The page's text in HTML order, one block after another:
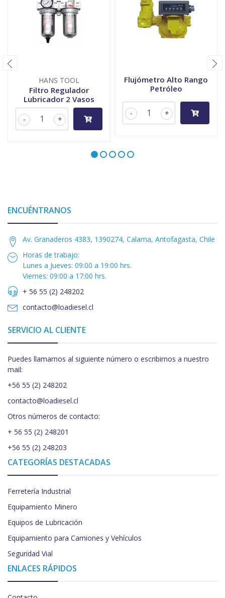
HANS TOOL
Filtro Regulador
Lubricador 2 Vasos
+
-
Flujómetro Alto Rango
Petróleo
+
-
ENCUÉNTRANOS
Av. Granaderos 4383, 1390274, Calama, Antofagasta, Chile
Horas de trabajo:
Lunes a Jueves: 09:00 a 19:00 hrs.
Viernes: 09:00 a 17:00 hrs.
+ 56 55 (2) 248202
contacto@loadiesel.cl
SERVICIO AL CLIENTE
Puedes llamarnos al siguiente número o escribirnos a nuestro
mail:
+56 55 (2) 248202
contacto@loadiesel.cl
Otros números de contacto:
+ 56 55 (2) 248201
+56 55 (2) 248203
CATEGORÍAS DESTACADAS
Ferretería Industrial
Equipamiento Minero
Equipos de Lubricación
Equipamiento para Camiones y Vehículos
Seguridad Vial
ENLACES RÁPIDOS